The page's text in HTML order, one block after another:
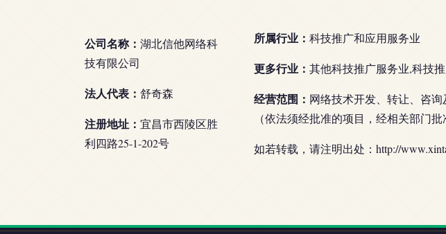
公司名称： 湖北信他网络科
技有限公司
法人代表： 舒奇森
注册地址： 宜昌市西陵区胜
利四路25-1-202号
所属行业： 科技推广和应用服务业
更多行业： 其他科技推广服务业,科技
经营范围： 网络技术开发、转让、咨
（依法须经批准的项目，经相关部门
如若转载，请注明出处：http://